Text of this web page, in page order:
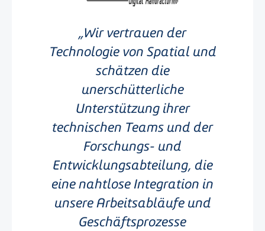
Wir vertrauen der
Technologie von Spatial und
schätzen die
unerschütterliche
Unterstützung ihrer
technischen Teams und der
Forschungs- und
Entwicklungsabteilung, die
eine nahtlose Integration in
unsere Arbeitsabläufe und
Geschäftsprozesse